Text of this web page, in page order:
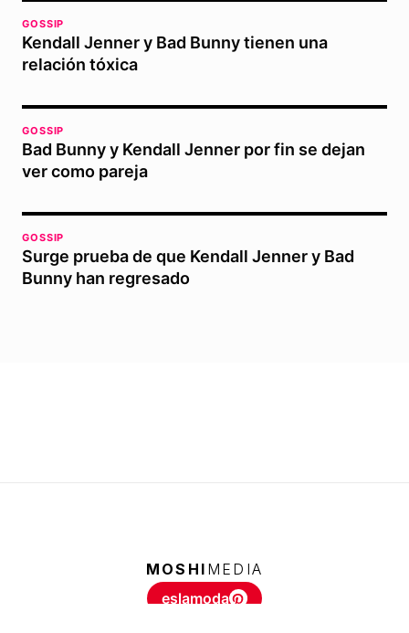
GOSSIP
Kendall Jenner y Bad Bunny tienen una
relación tóxica
GOSSIP
Bad Bunny y Kendall Jenner por fin se dejan
ver como pareja
GOSSIP
Surge prueba de que Kendall Jenner y Bad
Bunny han regresado
MOSHI MEDIA
eslamoda